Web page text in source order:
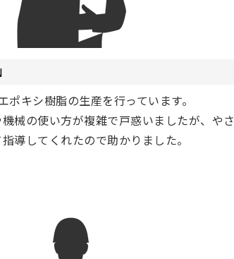
ポキシ樹脂の生産を行っています。
械の使い方が複雑で戸惑いましたが、やさ
導してくれたので助かりました。